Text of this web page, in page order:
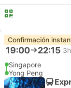
Confirmación
19:00 22:15
Singapore
Yong Peng